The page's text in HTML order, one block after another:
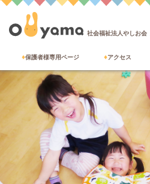
社会福祉法人やしお会
保護者様専用ページ アクセス